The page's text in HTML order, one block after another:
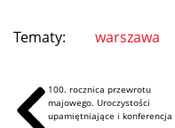
Tematy: warszawa
100. rocznica przewrotu
majowego. Uroczystości
upamiętniające i konferencja